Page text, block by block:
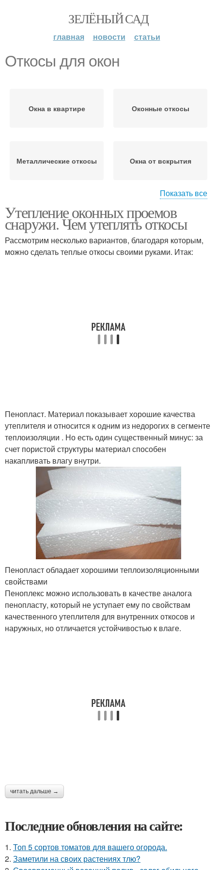
ЗЕЛЁНЫЙ САД
главная новости статьи
Откосы для окон
Окна в квартире Оконные откосы
Металлические откосы Окна от вскрытия
Пластиковые окна Наружные откосы
Показать все
Утепление оконных проемов
снаружи. Чем утеплять откосы
Рассмотрим несколько вариантов, благодаря которым,
можно сделать теплые откосы своими руками. Итак:
Пенопласт. Материал показывает хорошие качества
утеплителя и относится к одним из недорогих в сегменте
теплоизоляции . Но есть один существенный минус: за
счет пористой структуры материал способен
накапливать влагу внутри.
Пенопласт обладает хорошими теплоизоляционными
свойствами
Пеноплекс можно использовать в качестве аналога
пенопласту, который не уступает ему по свойствам
качественного утеплителя для внутренних откосов и
наружных, но отличается устойчивостью к влаге.
читать дальше →
Последние обновления на сайте:
1. Топ 5 сортов томатов для вашего огорода.
2. Заметили на своих растениях тлю?